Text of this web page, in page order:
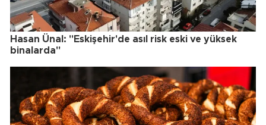
Hasan Ünal: "Eskişehir'de asıl risk eski ve yüksek
binalarda"